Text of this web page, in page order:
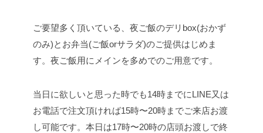
ご要望多く頂いている、夜ご飯のデリbox(おかず
のみ)とお弁当(ご飯orサラダ)のご提供はじめま
す。 夜ご飯用にメインを多めでのご用意です。
当日に欲しいと思った時でも14時までにLINE又は
お電話で注文頂ければ15時〜20時までご来店お渡
し可能です。 本日は17時〜20時の店頭お渡しで終